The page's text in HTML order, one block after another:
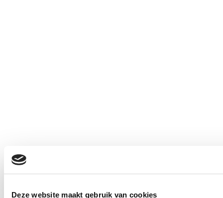
Deze website maakt gebruik van cookies